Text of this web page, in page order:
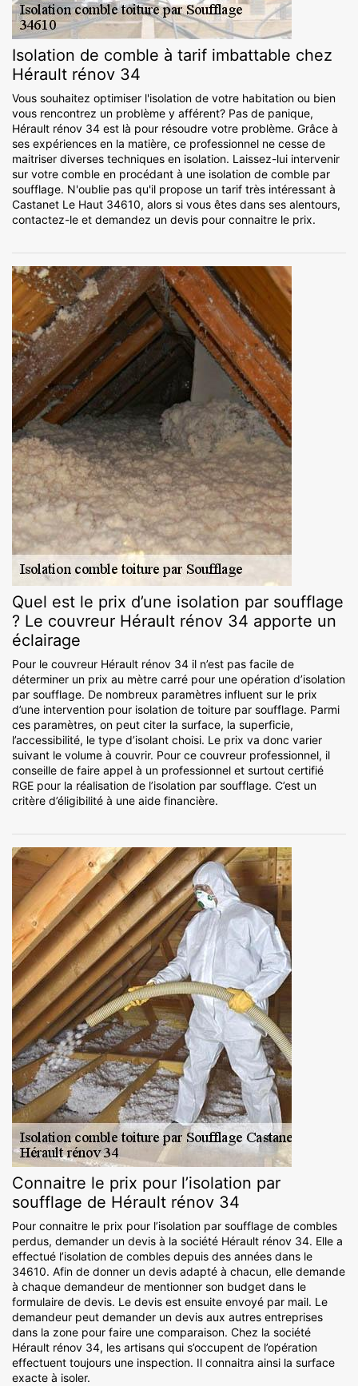
Isolation de comble à tarif imbattable chez
Hérault rénov 34
Vous souhaitez optimiser l'isolation de votre habitation ou bien
vous rencontrez un problème y afférent? Pas de panique,
Hérault rénov 34 est là pour résoudre votre problème. Grâce à
ses expériences en la matière, ce professionnel ne cesse de
maitriser diverses techniques en isolation. Laissez-lui intervenir
sur votre comble en procédant à une isolation de comble par
soufflage. N'oublie pas qu'il propose un tarif très intéressant à
Castanet Le Haut 34610, alors si vous êtes dans ses alentours,
contactez-le et demandez un devis pour connaitre le prix.
Quel est le prix d’une isolation par soufflage
? Le couvreur Hérault rénov 34 apporte un
éclairage
Pour le couvreur Hérault rénov 34 il n’est pas facile de
déterminer un prix au mètre carré pour une opération d’isolation
par soufflage. De nombreux paramètres influent sur le prix
d’une intervention pour isolation de toiture par soufflage. Parmi
ces paramètres, on peut citer la surface, la superficie,
l’accessibilité, le type d’isolant choisi. Le prix va donc varier
suivant le volume à couvrir. Pour ce couvreur professionnel, il
conseille de faire appel à un professionnel et surtout certifié
RGE pour la réalisation de l’isolation par soufflage. C’est un
critère d’éligibilité à une aide financière.
Connaitre le prix pour l’isolation par
soufflage de Hérault rénov 34
Pour connaitre le prix pour l’isolation par soufflage de combles
perdus, demander un devis à la société Hérault rénov 34. Elle a
effectué l’isolation de combles depuis des années dans le
34610. Afin de donner un devis adapté à chacun, elle demande
à chaque demandeur de mentionner son budget dans le
formulaire de devis. Le devis est ensuite envoyé par mail. Le
demandeur peut demander un devis aux autres entreprises
dans la zone pour faire une comparaison. Chez la société
Hérault rénov 34, les artisans qui s’occupent de l’opération
effectuent toujours une inspection. Il connaitra ainsi la surface
exacte à isoler.